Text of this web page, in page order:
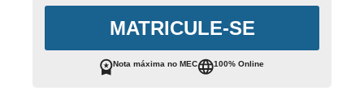
MATRICULE-SE
Nota máxima no MEC 100% Online